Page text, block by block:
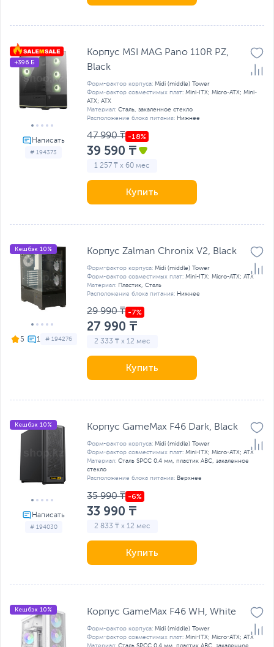
# 194373
+396 Б
Корпус MSI MAG Pano 110R PZ,
Black
Форм-фактор корпуса: Midi (middle) Tower
Форм-фактор совместимых плат: Mini-ITX; Micro-ATX; Mini-
ATX; ATX
Материал: Сталь, закаленное стекло
Расположение блока питания: Нижнее
47 990 ₸
39 590 ₸
1 257 ₸ x 60 мес
Купить
5 # 194276
Кешбэк 10% Корпус Zalman Chronix V2, Black
Форм-фактор корпуса: Midi (middle) Tower
Форм-фактор совместимых плат: Mini-ITX; Micro-ATX; ATX
Материал: Пластик, Сталь
Расположение блока питания: Нижнее
29 990 ₸
27 990 ₸
2 333 ₸ x 12 мес
Купить
# 194030
Кешбэк 10% Корпус GameMax F46 Dark, Black
Форм-фактор корпуса: Midi (middle) Tower
Форм-фактор совместимых плат: Mini-ITX; Micro-ATX; ATX
Материал: Сталь SPCC 0.4 мм, пластик ABC, закаленное
стекло
Расположение блока питания: Верхнее
35 990 ₸
33 990 ₸
2 833 ₸ x 12 мес
Купить
Кешбэк 10% Корпус GameMax F46 WH, White
Форм-фактор корпуса: Midi (middle) Tower
Форм-фактор совместимых плат: Mini-ITX; Micro-ATX; ATX
Материал: Сталь SPCC 0.4 мм, пластик ABC, закаленное